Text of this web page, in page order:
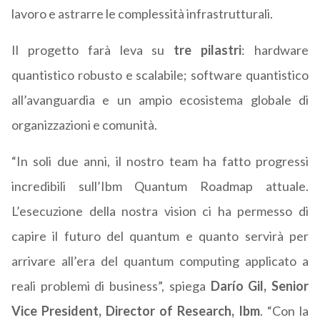
lavoro e astrarre le complessità infrastrutturali.
Il progetto farà leva su tre pilastri: hardware
quantistico robusto e scalabile; software quantistico
all’avanguardia e un ampio ecosistema globale di
organizzazioni e comunità.
“In soli due anni, il nostro team ha fatto progressi
incredibili sull’Ibm Quantum Roadmap attuale.
L’esecuzione della nostra vision ci ha permesso di
capire il futuro del quantum e quanto servirà per
arrivare all’era del quantum computing applicato a
reali problemi di business”, spiega Darío Gil, Senior
Vice President, Director of Research, Ibm. “Con la